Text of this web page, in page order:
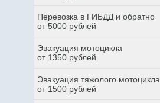
Перевозка в ГИБДД и обратно
от 5000 рублей
Эвакуация мотоцикла
от 1350 рублей
Эвакуация тяжолого мотоцикла
от 1500 рублей